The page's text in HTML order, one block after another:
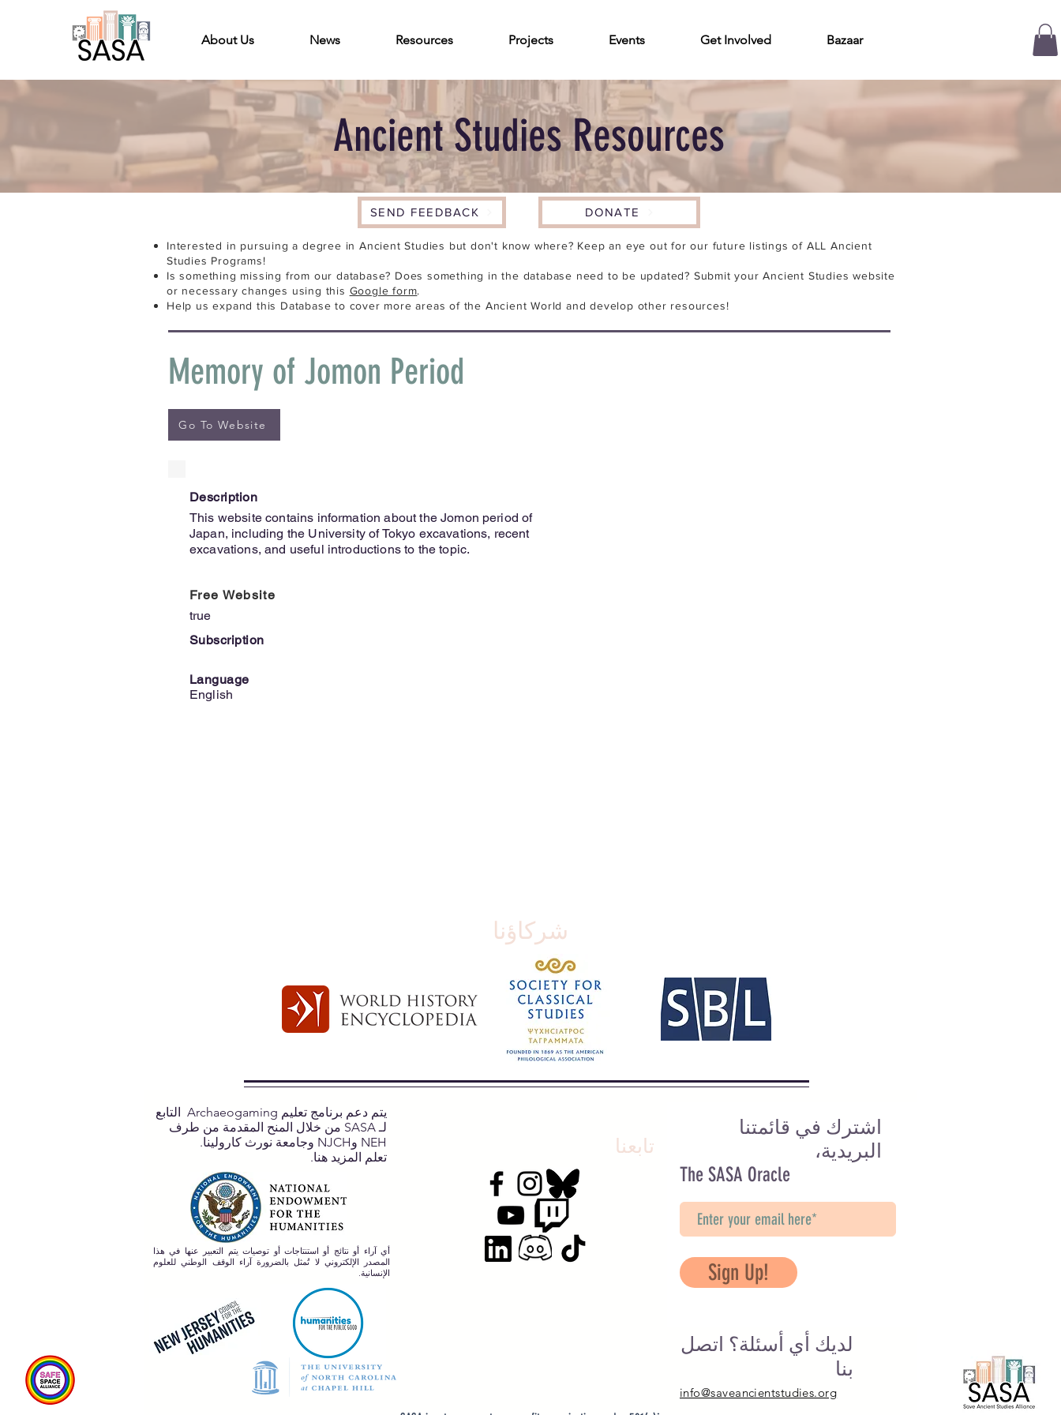
About Us News Resources Projects Events Get Involved Bazaar
Ancient Studies Resources
SEND FEEDBACK DONATE
Interested in pursuing a degree in Ancient Studies but don't know where? Keep an eye out for our future listings of ALL Ancient
Studies Programs!
Is something missing from our database? Does something in the database need to be updated? Submit your Ancient Studies website
or necessary changes using this Google form.
Help us expand this Database to cover more areas of the Ancient World and develop other resources!
Memory of Jomon Period
Go To Website
Description
This website contains information about the Jomon period of
Japan, including the University of Tokyo excavations, recent
excavations, and useful introductions to the topic.
Free Website
true
Subscription
Language
English
شركاؤنا
يتم دعم برنامج تعليم Archaeogaming التابع
لـ SASA من خلال المنح المقدمة من طرف
NEH وNJCH وجامعة نورث كارولينا.
تعلم المزيد هنا.
أي آراء أو نتائج أو استنتاجات أو توصيات يتم التعبير عنها في هذا
المصدر الإلكتروني لا تُمثل بالضرورة آراء الوقف الوطني للعلوم
الإنسانية.
تابعنا
اشترك في قائمتنا
البريدية،
The SASA Oracle
Sign Up!
لديك أي أسئلة؟ اتصل
بنا
info@saveancientstudies.org